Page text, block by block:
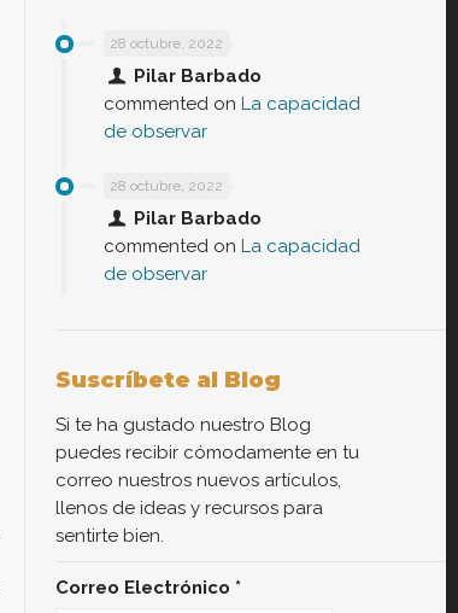
28 octubre, 2022
Pilar Barbado
commented onLa capacidad
de observar
28 octubre, 2022
Pilar Barbado
commented onLa capacidad
de observar
Suscríbete al Blog
Si te ha gustado nuestro Blog
puedes recibir cómodamente en tu
correo nuestros nuevos artículos,
llenos de ideas y recursos para
sentirte bien.
Correo Electrónico*